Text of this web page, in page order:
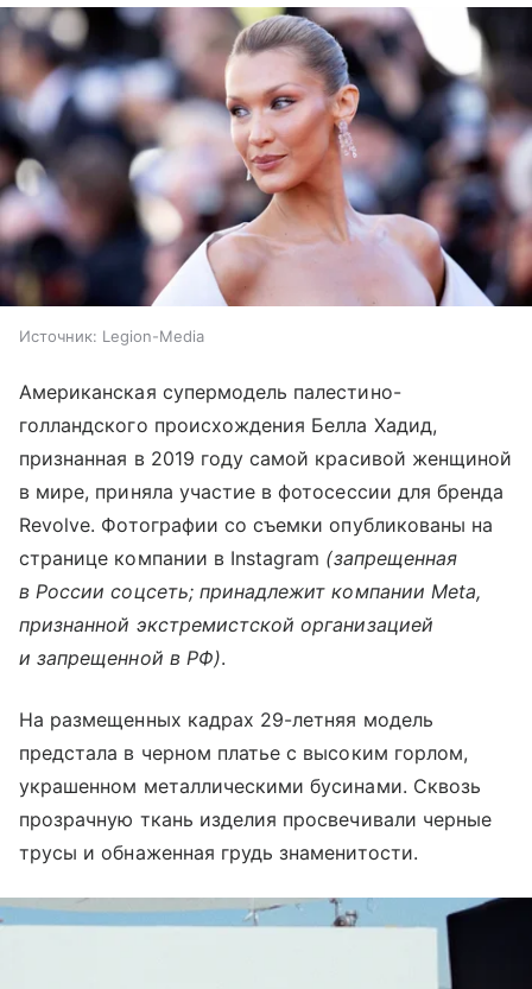
Источник: Legion-Media
Американская супермодель палестино-
голландского происхождения Белла Хадид,
признанная в 2019 году самой красивой женщиной
в мире, приняла участие в фотосессии для бренда
Revolve. Фотографии со съемки опубликованы на
странице компании в Instagram (запрещенная
в России соцсеть; принадлежит компании Meta,
признанной экстремистской организацией
и запрещенной в РФ).
На размещенных кадрах 29-летняя модель
предстала в черном платье с высоким горлом,
украшенном металлическими бусинами. Сквозь
прозрачную ткань изделия просвечивали черные
трусы и обнаженная грудь знаменитости.